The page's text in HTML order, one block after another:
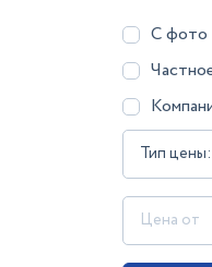
С фото
Тип цены: